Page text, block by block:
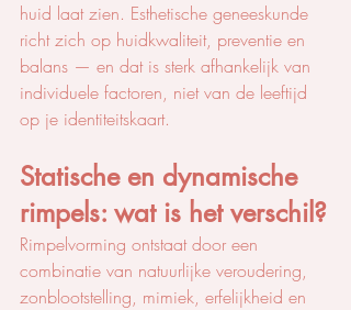
huid laat zien. Esthetische geneeskunde
richt zich op huidkwaliteit, preventie en
balans — en dat is sterk afhankelijk van
individuele factoren, niet van de leeftijd
op je identiteitskaart.
Statische en dynamische
rimpels: wat is het verschil?
Rimpelvorming ontstaat door een
combinatie van natuurlijke veroudering,
zonblootstelling, mimiek, erfelijkheid en